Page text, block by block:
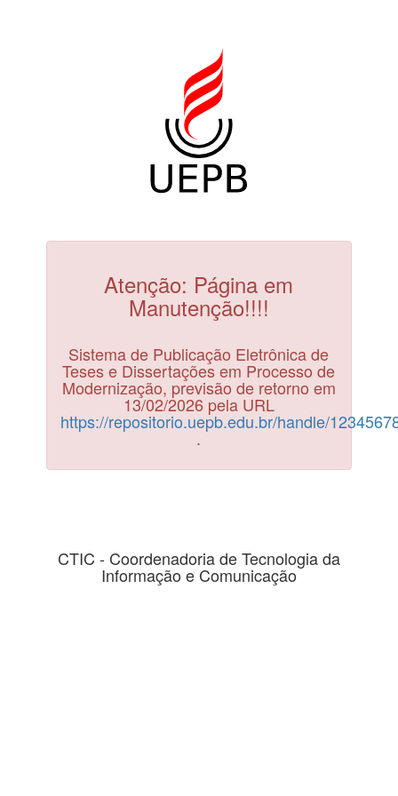
Atenção: Página em
Manutenção!!!!
Sistema de Publicação Eletrônica de
Teses e Dissertações em Processo de
Modernização, previsão de retorno em
13/02/2026 pela URL
https://repositorio.uepb.edu.br/handle/
.
CTIC - Coordenadoria de Tecnologia da
Informação e Comunicação